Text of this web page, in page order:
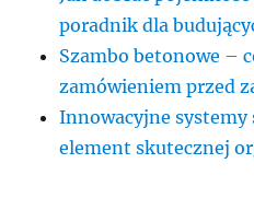
poradnik dla
Szambo betonowe –
zamówieniem przed
Innowacyjne systemy
element skutecznej